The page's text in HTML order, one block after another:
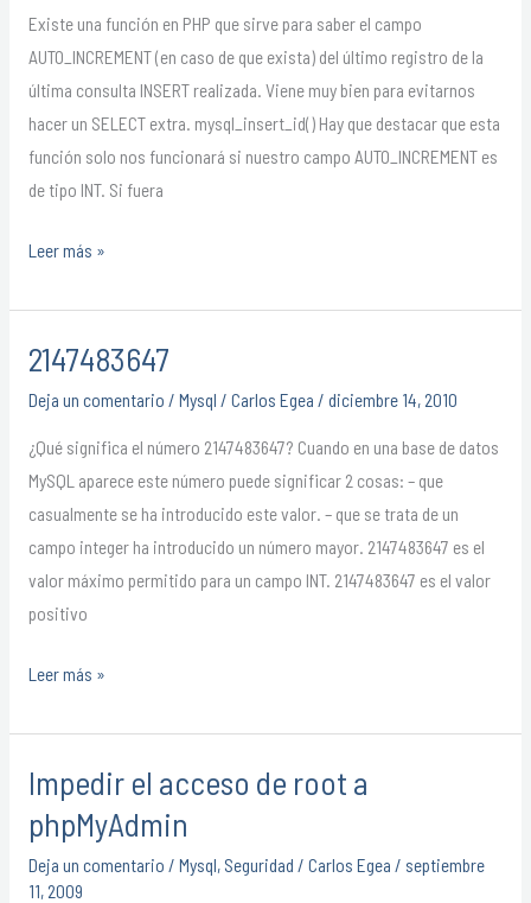
Existe una función en PHP que sirve para saber el campo
AUTO_INCREMENT (en caso de que exista) del último registro de la
última consulta INSERT realizada. Viene muy bien para evitarnos
hacer un SELECT extra. mysql_insert_id() Hay que destacar que esta
función solo nos funcionará si nuestro campo AUTO_INCREMENT es
de tipo INT. Si fuera
insertado
de
una
consulta
INSERT
en
con
Leer más »
2147483647
Deja un comentario / Mysql / Carlos Egea / diciembre 14, 2010
¿Qué significa el número 2147483647? Cuando en una base de datos
MySQL aparece este número puede significar 2 cosas: – que
casualmente se ha introducido este valor. – que se trata de un
campo integer ha introducido un número mayor. 2147483647 es el
valor máximo permitido para un campo INT. 2147483647 es el valor
positivo
2147483647
Leer más »
Impedir el acceso de root a
phpMyAdmin
Deja un comentario / Mysql, Seguridad / Carlos Egea / septiembre
11, 2009
Impedir
acceso
de